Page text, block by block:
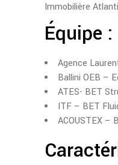
Immobilière
Équipe :
Agence
Ballini OEB –
ATES- BET
ITF – BET
ACOUSTEX –